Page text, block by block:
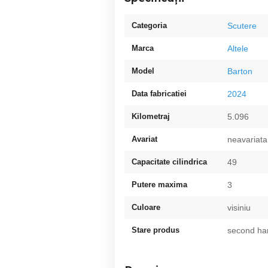
Categoria Scutere
Marca Altele
Model Barton
Data fabricatiei 2024
Kilometraj 5.096
Avariat neavariata
Capacitate cilindrica 49
Putere maxima 3
Culoare visiniu
Stare produs second